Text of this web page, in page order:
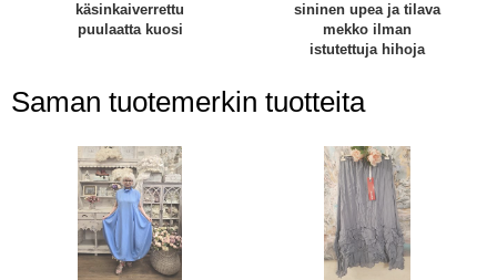
käsinkaiverrettu
puulaatta kuosi
sininen upea ja tilava
mekko ilman
istutettuja hihoja
Saman tuotemerkin tuotteita